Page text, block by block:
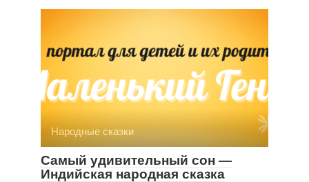
Народные сказки
Самый удивительный сон —
Индийская народная сказка